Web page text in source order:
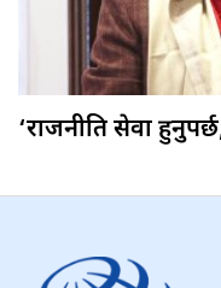
‘राजनीति सेवा